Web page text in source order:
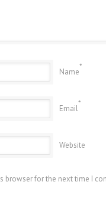
Name
*
Email
*
Website
browser for the next time I